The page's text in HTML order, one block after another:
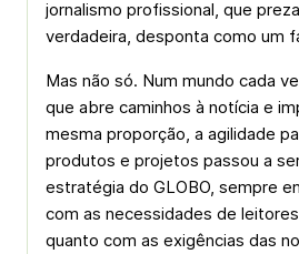
jornalismo profissional, que
verdadeira, desponta como um
Mas não só. Num mundo cada
que abre caminhos à notícia e
mesma proporção, a agilidade
produtos e projetos passou a
estratégia do GLOBO, sempre
com as necessidades de
quanto com as exigências das